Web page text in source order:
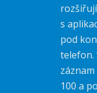
s
pod
telefon.
100 a